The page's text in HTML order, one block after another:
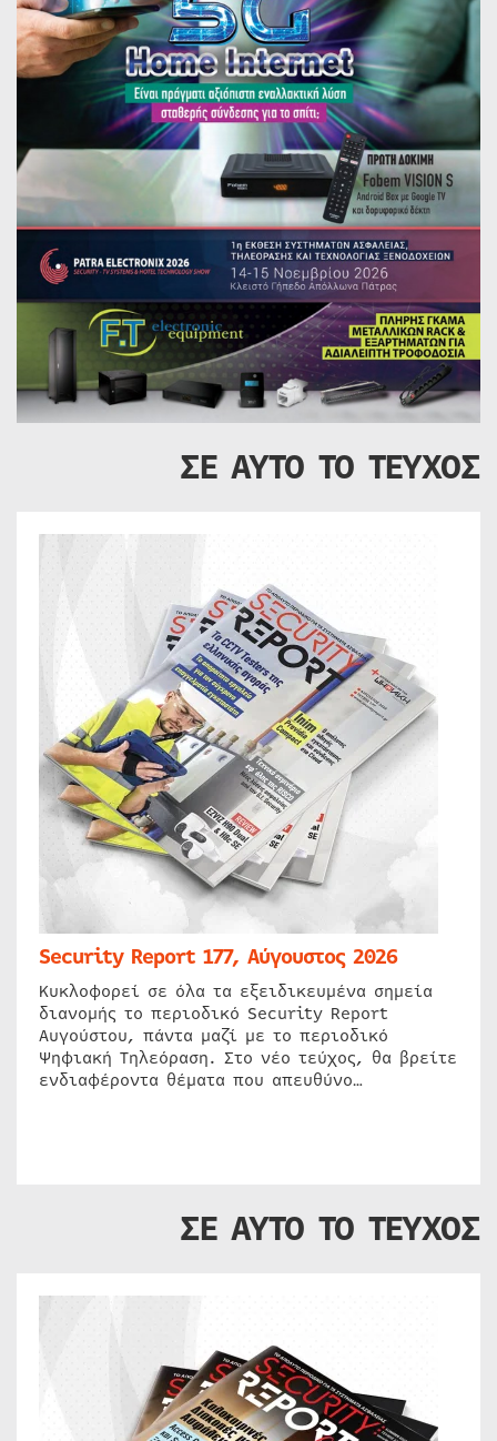
ΣΕ ΑΥΤΟ ΤΟ ΤΕΥΧΟΣ
Security Report 177, Αύγουστος 2026
Κυκλοφορεί σε όλα τα εξειδικευμένα σημεία
διανομής το περιοδικό Security Report
Αυγούστου, πάντα μαζί με το περιοδικό
Ψηφιακή Τηλεόραση. Στο νέο τεύχος, θα βρείτε
ενδιαφέροντα θέματα που απευθύνο…
ΣΕ ΑΥΤΟ ΤΟ ΤΕΥΧΟΣ